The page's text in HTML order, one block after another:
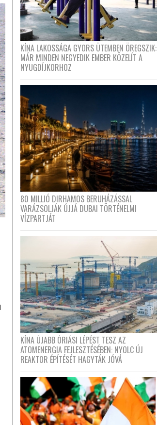
KÍNA LAKOSSÁGA GYORS ÜTEMBEN ÖREGSZIK:
MÁR MINDEN NEGYEDIK EMBER KÖZELÍT A
NYUGDÍJKORHOZ
80 MILLIÓ DIRHAMOS BERUHÁZÁSSAL
VARÁZSOLJÁK ÚJJÁ DUBAI TÖRTÉNELMI
VÍZPARTJÁT
KÍNA ÚJABB ÓRIÁSI LÉPÉST TESZ AZ
ATOMENERGIA FEJLESZTÉSÉBEN: NYOLC ÚJ
REAKTOR ÉPÍTÉSÉT HAGYTÁK JÓVÁ